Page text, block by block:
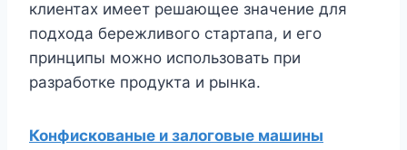
клиентах имеет решающее значение для
подхода бережливого стартапа, и его
принципы можно использовать при
разработке продукта и рынка.
Конфискованые и залоговые машины